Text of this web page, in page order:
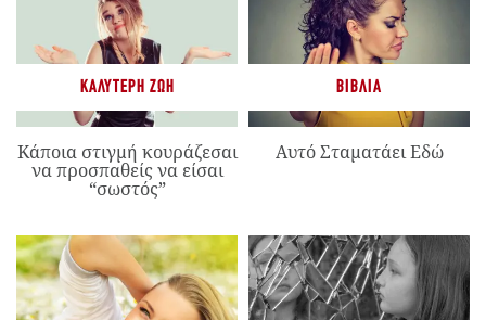
ΚΑΛΎΤΕΡΗ ΖΩΉ
Κάποια στιγμή κουράζεσαι
να προσπαθείς να είσαι
“σωστός”
ΒΙΒΛΊΑ
Αυτό Σταματάει Εδώ